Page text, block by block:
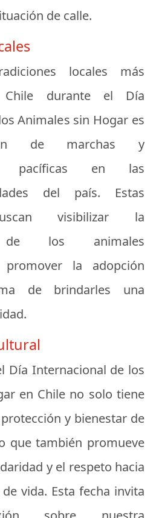
de calle.
locales más
Chile durante el Día
Animales sin Hogar es
de marchas y
pacíficas en las
del país. Estas
visibilizar la
de los animales
promover la adopción
de brindarles una
Día Internacional de los
en Chile no solo tiene
y bienestar de
que también promueve
y el respeto hacia
vida. Esta fecha invita